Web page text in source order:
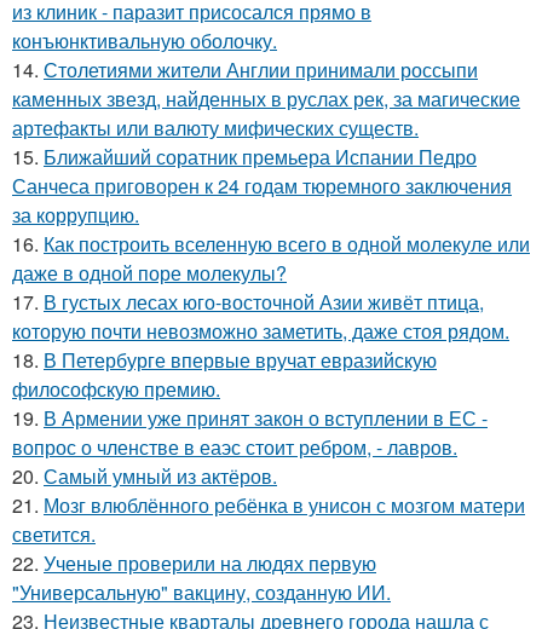
из клиник - паразит присосался прямо в
конъюнктивальную оболочку.
14. Столетиями жители Англии принимали россыпи
каменных звезд, найденных в руслах рек, за магические
артефакты или валюту мифических существ.
15. Ближайший соратник премьера Испании Педро
Санчеса приговорен к 24 годам тюремного заключения
за коррупцию.
16. Как построить вселенную всего в одной молекуле или
даже в одной поре молекулы?
17. В густых лесах юго-восточной Азии живёт птица,
которую почти невозможно заметить, даже стоя рядом.
18. В Петербурге впервые вручат евразийскую
философскую премию.
19. В Армении уже принят закон о вступлении в ЕС -
вопрос о членстве в еаэс стоит ребром, - лавров.
20. Самый умный из актёров.
21. Мозг влюблённого ребёнка в унисон с мозгом матери
светится.
22. Ученые проверили на людях первую
"Универсальную" вакцину, созданную ИИ.
23. Неизвестные кварталы древнего города нашла с